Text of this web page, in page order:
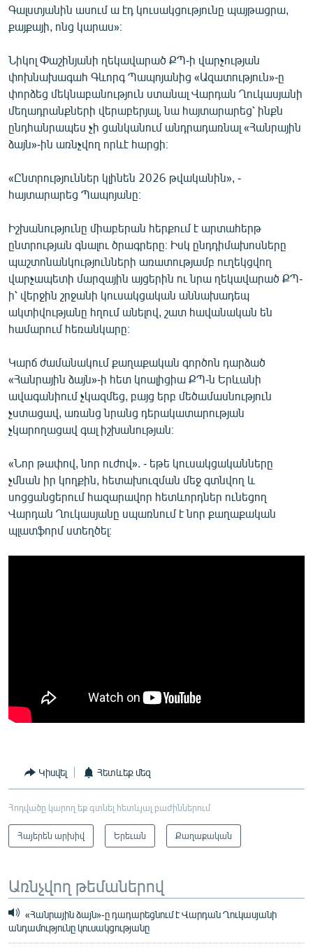
Գալստյանին ասում ա էդ կուսակցությունը պայթացրա,
քայքայի, ոնց կարաս»։
Նիկոլ Փաշինյանի ղեկավարած ՔՊ-ի վարչության
փոխնախագահ Գևորգ Պապոյանից «Ազատություն»-ը
փորձեց մեկնաբանություն ստանալ Վարդան Ղուկասյանի
մեղադրանքների վերաբերյալ, նա հայտարարեց՝ ինքն
ընդհանրապես չի ցանկանում անդրադառնալ «Հանրային
ձայն»-ին առնչվող որևէ հարցի։
«Ընտրություններ կլինեն 2026 թվականին», -
հայտարարեց Պապոյանը։
Իշխանությունը միաբերան հերքում է արտահերթ
ընտրության գնալու ծրագրերը։ Իսկ ընդդիմախոսները
պաշտոնանկությունների առատությամբ ուղեկցվող
վարչապետի մարզային այցերին ու նրա ղեկավարած ՔՊ-
ի՝ վերջին շրջանի կուսակցական աննախադեպ
ակտիվությանը հղում անելով, շատ հավանական են
համարում հեռանկարը։
Կարճ ժամանակում քաղաքական գործոն դարձած
«Հանրային ձայն»-ի հետ կոալիցիա ՔՊ-ն Երևանի
ավագանիում չկազմեց, բայց երբ մեծամասնություն
չստացավ, առանց նրանց դերակատարության
չկարողացավ գալ իշխանության։
«Նոր թափով, նոր ուժով». - եթե կուսակցականները
չմնան իր կողքին, հետախուզման մեջ գտնվող և
սոցցանցերում հազարավոր հետևորդներ ունեցող
Վարդան Ղուկասյանը սպառնում է նոր քաղաքական
պլատֆորմ ստեղծել։
Կիսվել Հետևեք մեզ
Հոդվածը կարող եք գտնել հետևյալ բաժիններում
Հայերեն արխիվ Երեւան Քաղաքական
Առնչվող թեմաներով
«Հանրային ձայն»-ը դադարեցնում է Վարդան Ղուկասյանի
անդամությունը կուսակցությանը